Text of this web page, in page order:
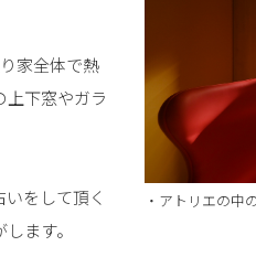
家全体で熱
上下窓やガラ
をして頂く
ます。
・アトリエの中